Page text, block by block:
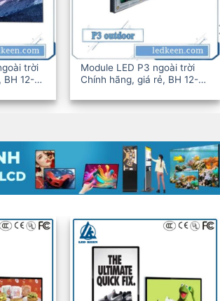
trời
BH 12-
Module LED P3 ngoài trời
Chính hãng, giá rẻ, BH 12-